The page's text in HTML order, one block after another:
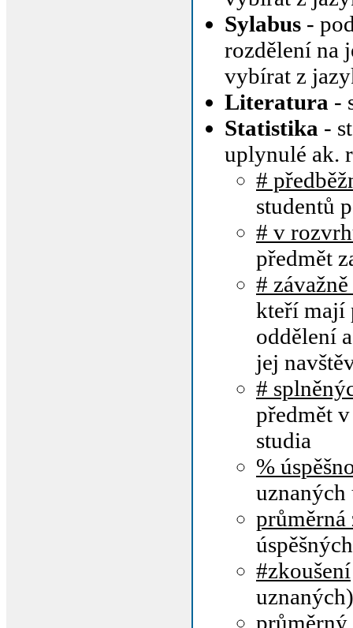
Sylabus -
rozdělení na
vybírat z
Literatura -
Statistika -
uplynulé ak.
#
studentů
# v
předmět
#
kteří mají
oddělení
jej
#
předmět
studia
%
uznaných
průměrná
#zkoušení
uznaných)
průměrný